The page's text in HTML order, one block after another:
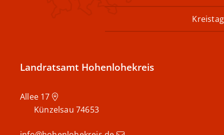
Kreistag
Landratsamt Hohenlohekreis
74653
Künzelsau